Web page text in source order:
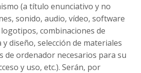
(a título enunciativo y no
sonido, audio, vídeo, software
combinaciones de
diseño, selección de materiales
de ordenador necesarios para su
y uso, etc.). Serán, por